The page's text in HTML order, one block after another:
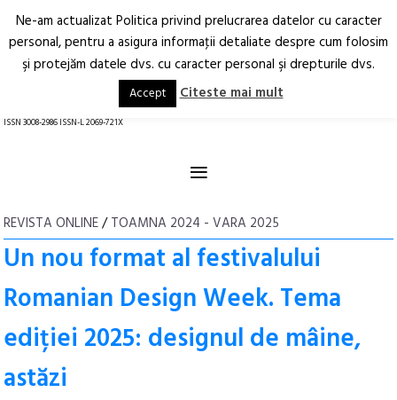
Arhitectură.
Oraș.
RO EN
ISSN 3008-2986 ISSN-L 2069-721X
≡
REVISTA ONLINE/TOAMNA 2024 - VARA 2025
Un nou format al festivalului
Romanian Design Week. Tema
ediției 2025: designul de mâine,
astăzi
Ne-am actualizat Politica privind prelucrarea datelor cu caracter
personal, pentru a asigura informaţii detaliate despre cum folosim
şi protejăm datele dvs. cu caracter personal şi drepturile dvs.
Accept Citeste mai mult